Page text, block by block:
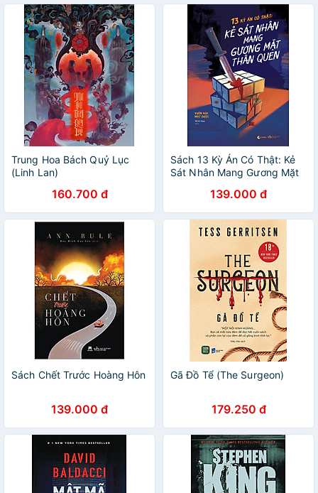
Trung Hoa Bách Quỷ Lục
(Linh Lan)
160.700 đ
Sách 13 Kỳ Án Có Thật: Kẻ
Sát Nhân Mang Gương Mặt
139.000 đ
Sách Chết Trước Hoàng Hôn
139.000 đ
Gã Đồ Tể (The Surgeon)
179.250 đ